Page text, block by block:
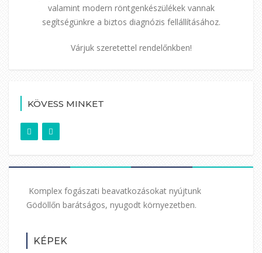
valamint modern röntgenkészülékek vannak
segítségünkre a biztos diagnózis fellállításához.
Várjuk szeretettel rendelőnkben!
KÖVESS MINKET
Komplex fogászati beavatkozásokat nyújtunk
Gödöllőn barátságos, nyugodt környezetben.
KÉPEK